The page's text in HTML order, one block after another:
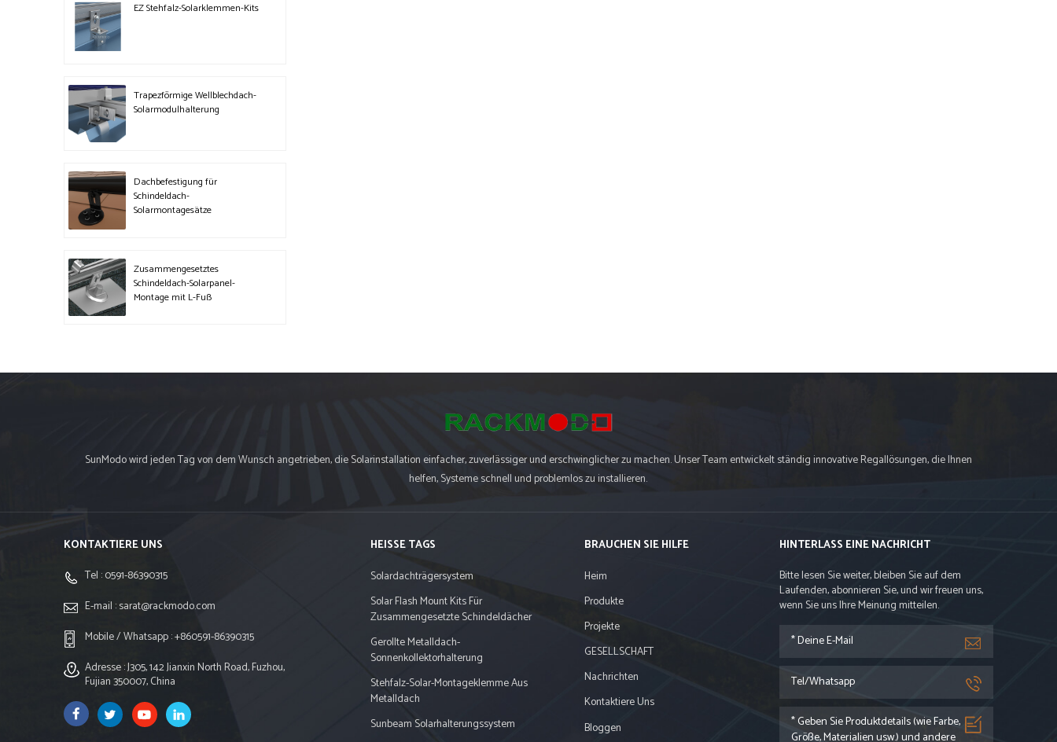
EZ Stehfalz-Solarklemmen-Kits
Trapezförmige Wellblechdach-
Solarmodulhalterung
Dachbefestigung für
Schindeldach-
Solarmontagesätze
Zusammengesetztes
Schindeldach-Solarpanel-
Montage mit L-Fuß
SunModo wird jeden Tag von dem Wunsch angetrieben, die Solarinstallation einfacher, zuverlässiger und erschwinglicher zu machen. Unser Team entwickelt ständig innovative Regallösungen, die Ihnen
helfen, Systeme schnell und problemlos zu installieren.
KONTAKTIERE UNS
Tel :0591-86390315
E-mail :sarat@rackmodo.com
Mobile / Whatsapp :+860591-86390315
Adresse : J305, 142 Jianxin North Road, Fuzhou,
Fujian 350007, China
HEISSE TAGS
Solardachträgersystem
Solar Flash Mount Kits Für
Zusammengesetzte Schindeldächer
Gerollte Metalldach-
Sonnenkollektorhalterung
Stehfalz-Solar-Montageklemme Aus
Metalldach
Sunbeam Solarhalterungssystem
BRAUCHEN SIE HILFE
Heim
Produkte
Projekte
GESELLSCHAFT
Nachrichten
Kontaktiere Uns
Bloggen
HINTERLASS EINE NACHRICHT
Bitte lesen Sie weiter, bleiben Sie auf dem
Laufenden, abonnieren Sie, und wir freuen uns,
wenn Sie uns Ihre Meinung mitteilen.